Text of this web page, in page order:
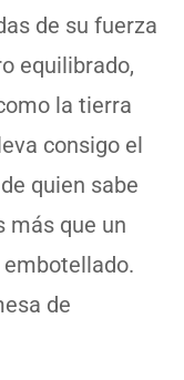
de su fuerza
equilibrado,
la tierra
consigo el
quien sabe
más que un
de